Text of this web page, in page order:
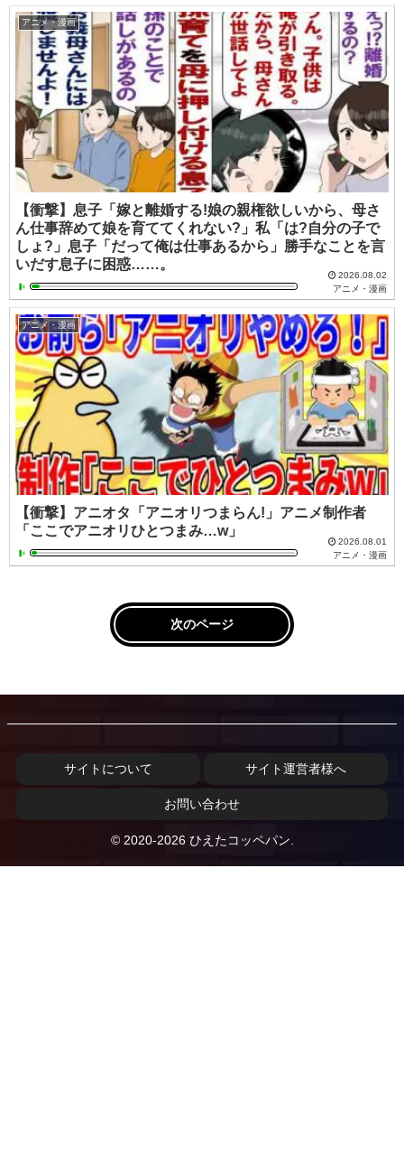
アニメ・漫画
【衝撃】息子「嫁と離婚する!娘の親権欲しいから、母さ
ん仕事辞めて娘を育ててくれない?」私「は?自分の子で
しょ?」息子「だって俺は仕事あるから」勝手なことを言
いだす息子に困惑……。
2026.08.02
アニメ・漫画
アニメ・漫画
【衝撃】アニオタ「アニオリつまらん!」アニメ制作者
「ここでアニオリひとつまみ…w」
2026.08.01
アニメ・漫画
次のページ
サイトについて サイト運営者様へ
お問い合わせ
© 2020-2026 ひえたコッペパン.